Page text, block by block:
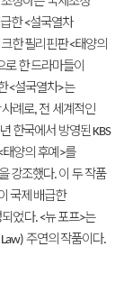
한<설국열차
한필리핀판<태양의
로한드라마들이
<설국열차>는
사례로, 전세계적인
년한국에서방영된KBS
태양의후예>를
강조했다. 이두작품
국제배급한
었다. <뉴포프>는
주연의작품이다.